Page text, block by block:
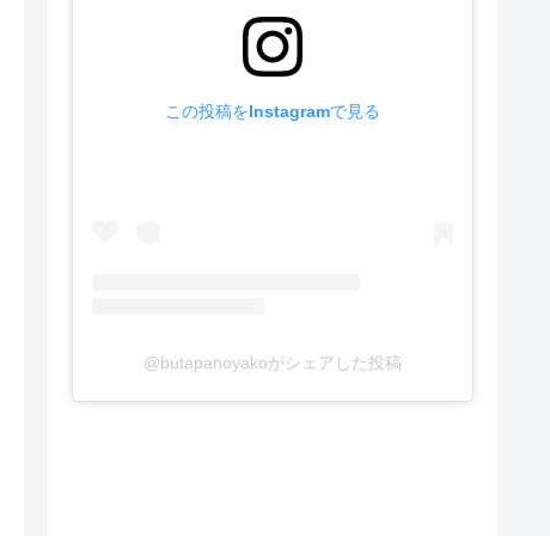
この投稿をInstagramで見る
@butapanoyakoがシェアした投稿